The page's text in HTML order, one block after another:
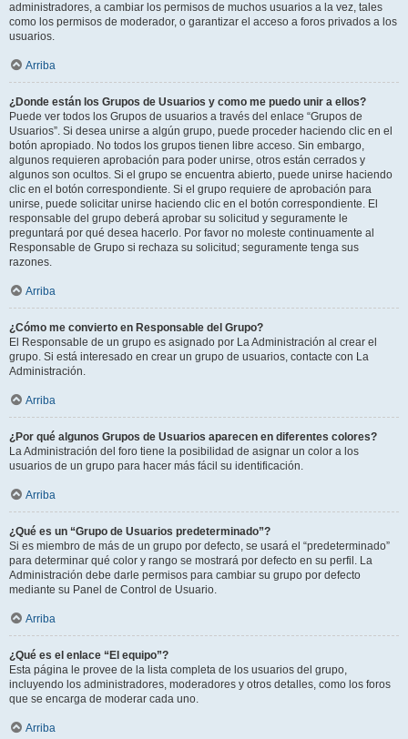
administradores, a cambiar los permisos de muchos usuarios a la vez, tales
como los permisos de moderador, o garantizar el acceso a foros privados a los
usuarios.
Arriba
¿Donde están los Grupos de Usuarios y como me puedo unir a ellos?
Puede ver todos los Grupos de usuarios a través del enlace “Grupos de
Usuarios”. Si desea unirse a algún grupo, puede proceder haciendo clic en el
botón apropiado. No todos los grupos tienen libre acceso. Sin embargo,
algunos requieren aprobación para poder unirse, otros están cerrados y
algunos son ocultos. Si el grupo se encuentra abierto, puede unirse haciendo
clic en el botón correspondiente. Si el grupo requiere de aprobación para
unirse, puede solicitar unirse haciendo clic en el botón correspondiente. El
responsable del grupo deberá aprobar su solicitud y seguramente le
preguntará por qué desea hacerlo. Por favor no moleste continuamente al
Responsable de Grupo si rechaza su solicitud; seguramente tenga sus
razones.
Arriba
¿Cómo me convierto en Responsable del Grupo?
El Responsable de un grupo es asignado por La Administración al crear el
grupo. Si está interesado en crear un grupo de usuarios, contacte con La
Administración.
Arriba
¿Por qué algunos Grupos de Usuarios aparecen en diferentes colores?
La Administración del foro tiene la posibilidad de asignar un color a los
usuarios de un grupo para hacer más fácil su identificación.
Arriba
¿Qué es un “Grupo de Usuarios predeterminado”?
Si es miembro de más de un grupo por defecto, se usará el “predeterminado”
para determinar qué color y rango se mostrará por defecto en su perfil. La
Administración debe darle permisos para cambiar su grupo por defecto
mediante su Panel de Control de Usuario.
Arriba
¿Qué es el enlace “El equipo”?
Esta página le provee de la lista completa de los usuarios del grupo,
incluyendo los administradores, moderadores y otros detalles, como los foros
que se encarga de moderar cada uno.
Arriba